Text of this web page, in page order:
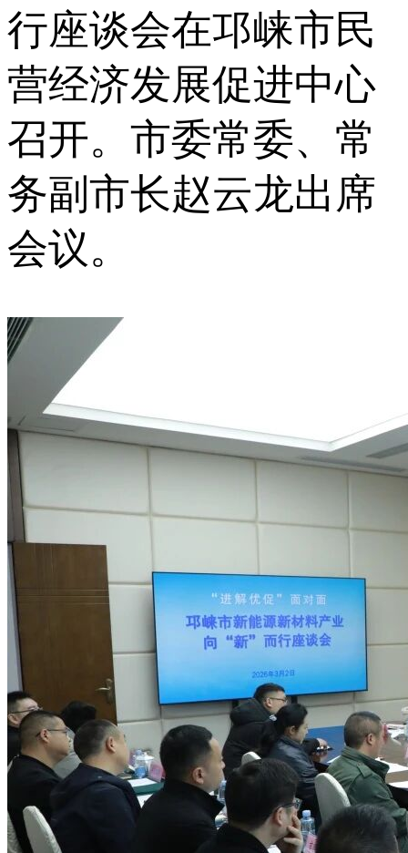
行座谈会在邛崃市民
营经济发展促进中心
召开。市委常委、常
务副市长赵云龙出席
会议。